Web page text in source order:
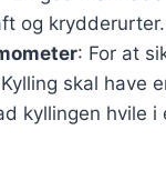
og krydderurter.
: For at
skal have
kyllingen hvile